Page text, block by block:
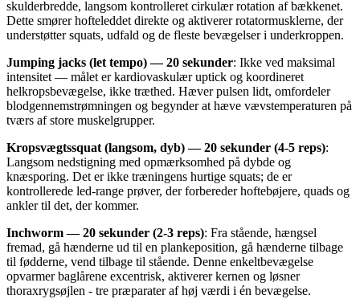
skulderbredde, langsom kontrolleret cirkulær rotation af bækkenet.
Dette smører hofteleddet direkte og aktiverer rotatormusklerne, der
understøtter squats, udfald og de fleste bevægelser i underkroppen.
Jumping jacks (let tempo) — 20 sekunder: Ikke ved maksimal
intensitet — målet er kardiovaskulær uptick og koordineret
helkropsbevægelse, ikke træthed. Hæver pulsen lidt, omfordeler
blodgennemstrømningen og begynder at hæve vævstemperaturen på
tværs af store muskelgrupper.
Kropsvægtssquat (langsom, dyb) — 20 sekunder (4-5 reps):
Langsom nedstigning med opmærksomhed på dybde og
knæsporing. Det er ikke træningens hurtige squats; de er
kontrollerede led-range prøver, der forbereder hoftebøjere, quads og
ankler til det, der kommer.
Inchworm — 20 sekunder (2-3 reps): Fra stående, hængsel
fremad, gå hænderne ud til en plankeposition, gå hænderne tilbage
til fødderne, vend tilbage til stående. Denne enkeltbevægelse
opvarmer baglårene excentrisk, aktiverer kernen og løsner
thoraxrygsøjlen - tre præparater af høj værdi i én bevægelse.